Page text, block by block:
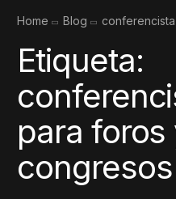
Home Blog
Etiqueta:
para foros
congresos